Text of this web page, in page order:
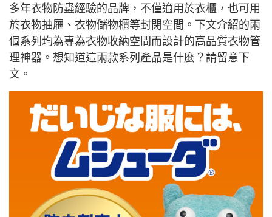
多年衣物防蟲經驗的品牌，不僅適用於衣櫃，也可用
於衣物抽屜、衣物儲物櫃等封閉空間。下文介紹的兩
個系列均為專為衣物收納空間而設計的高品質衣物管
理神器。想知道這兩款系列產品是什麼？請留意下
文。